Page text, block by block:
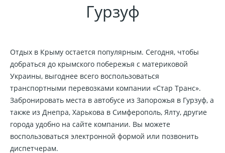
Гурзуф
Отдых в Крыму остается популярным. Сегодня, чтобы
добраться до крымского побережья с материковой
Украины, выгоднее всего воспользоваться
транспортными перевозками компании «Стар Транс».
Забронировать места в автобусе из Запорожья в Гурзуф, а
также из Днепра, Харькова в Симферополь, Ялту, другие
города удобно на сайте компании. Вы можете
воспользоваться электронной формой или позвонить
диспетчерам.